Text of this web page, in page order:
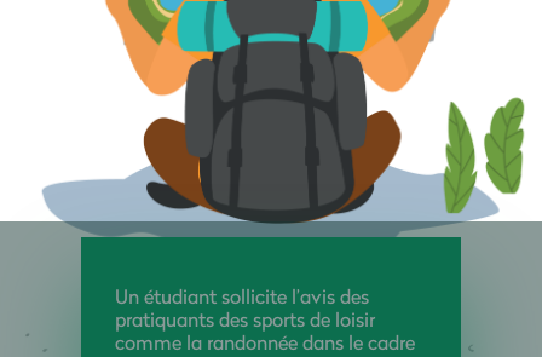
Un étudiant sollicite l’avis des
pratiquants des sports de loisir
comme la randonnée dans le cadre